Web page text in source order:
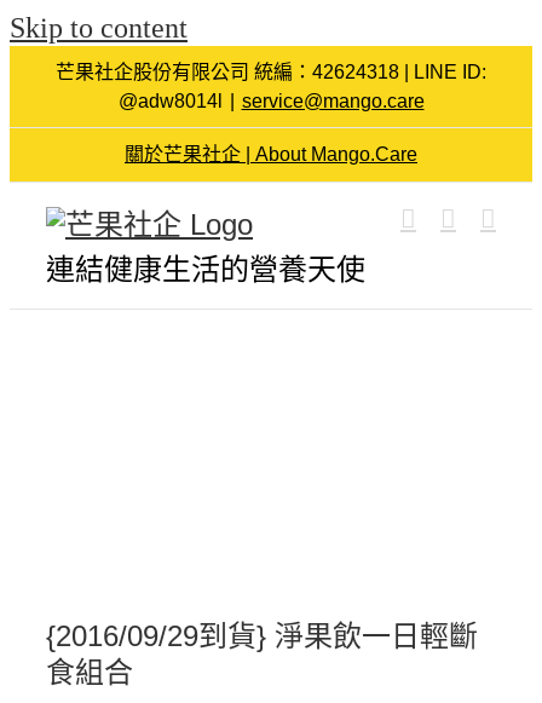
Skip to content
芒果社企股份有限公司 統編：42624318 | LINE ID:
@adw8014l
service@mango.care
關於芒果社企 | About Mango.Care
連結健康生活的營養天使
{2016/09/29到貨} 淨果飲一日輕斷
食組合